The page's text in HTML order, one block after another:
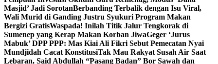
Masjid’ Jadi SorotanBerbanding Terbalik dengan Isu Viral,
Wali Murid di Ganding Justru Syukuri Program Makan
Bergizi GratisWaspada! Inilah Titik Jalur Tengkorak di
Sumenep yang Kerap Makan Korban JiwaGeger ‘Jurus
Mabuk’ DPP PPP: Mas Kiai Ali Fikri Sebut Pemecatan Nyai
Mundjidah Cacat KonstitusiTak Mau Rakyat Susah Air Saat
Lebaran, Said Abdullah “Pasang Badan” Bor Sawah dan